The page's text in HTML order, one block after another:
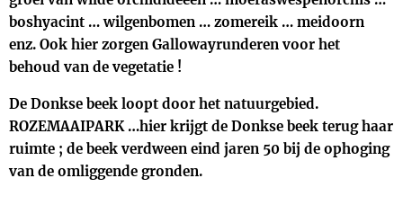
boshyacint … wilgenbomen … zomereik … meidoorn
enz. Ook hier zorgen Gallowayrunderen voor het
behoud van de vegetatie !
De Donkse beek loopt door het natuurgebied.
ROZEMAAIPARK …hier krijgt de Donkse beek terug haar
ruimte ; de beek verdween eind jaren 50 bij de ophoging
van de omliggende gronden.